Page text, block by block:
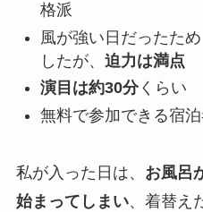
格派
風が強い日だったため
したが、 迫力は満点
演目は約30分くらい
無料で参加できる宿
私が入った日は、 お風呂
始まってしまい、着替え